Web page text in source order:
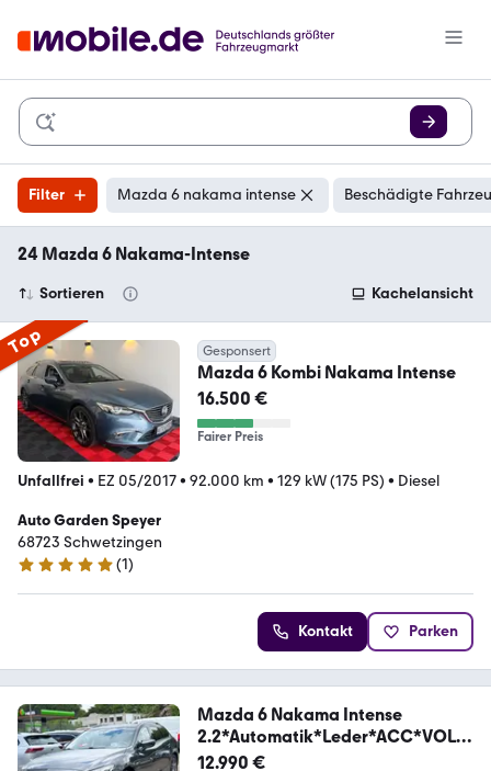
Filter Mazda 6 nakama intense Beschädigte
24 Mazda 6 Nakama-Intense
Sortieren Kachelansicht
Top Gesponsert
Mazda 6 Kombi Nakama Intense
16.500 €
Fairer Preis
Unfallfrei • EZ 05/2017• 92.000 km • 129 kW (175 PS) • Diesel
Auto Garden Speyer
68723 Schwetzingen
5 Sterne
(1)
Kontakt Parken
Mazda 6 Nakama Intense
2.2*Automatik*Leder*ACC*VOLL!
!!
12.990 €